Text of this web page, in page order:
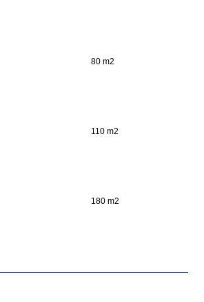
80 m2
110 m2
180 m2